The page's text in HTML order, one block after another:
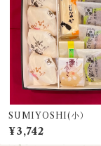
SUMIYOSHI(小）
¥3,742